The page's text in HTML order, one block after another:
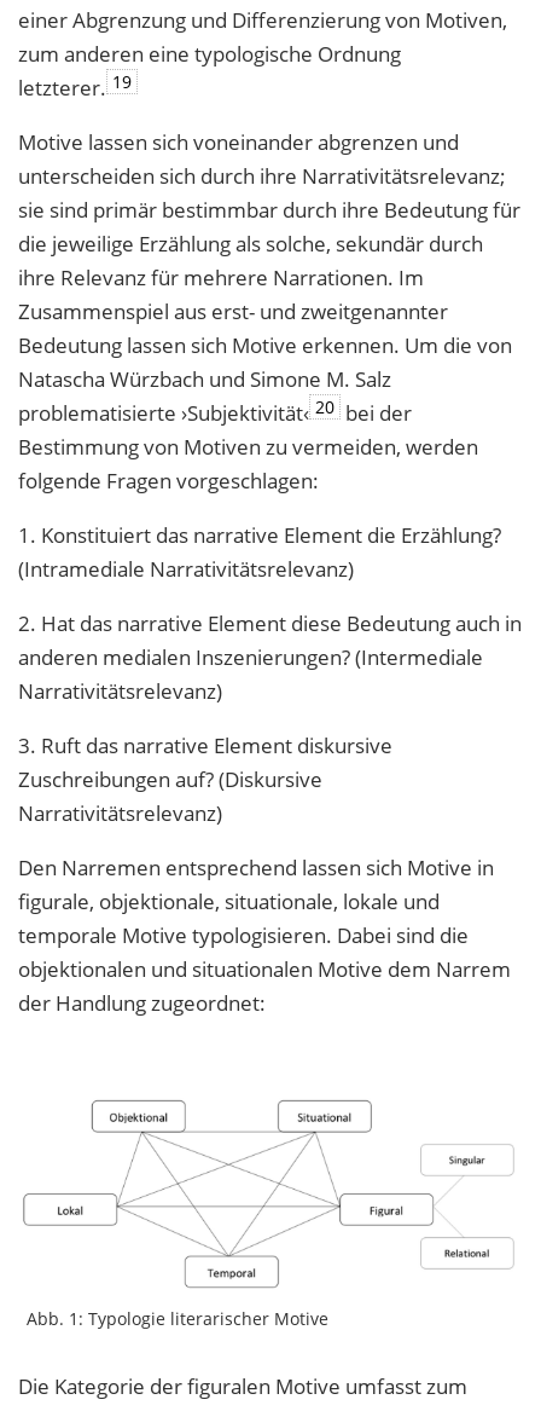
einer Abgrenzung und Differenzierung von Motiven,
zum anderen eine typologische Ordnung
letzterer. 19
Motive lassen sich voneinander abgrenzen und
unterscheiden sich durch ihre Narrativitätsrelevanz;
sie sind primär bestimmbar durch ihre Bedeutung für
die jeweilige Erzählung als solche, sekundär durch
ihre Relevanz für mehrere Narrationen. Im
Zusammenspiel aus erst- und zweitgenannter
Bedeutung lassen sich Motive erkennen. Um die von
Natascha Würzbach und Simone M. Salz
problematisierte ›Subjektivität‹ 20 bei der
Bestimmung von Motiven zu vermeiden, werden
folgende Fragen vorgeschlagen:
1. Konstituiert das narrative Element die Erzählung?
(Intramediale Narrativitätsrelevanz)
2. Hat das narrative Element diese Bedeutung auch in
anderen medialen Inszenierungen? (Intermediale
Narrativitätsrelevanz)
3. Ruft das narrative Element diskursive
Zuschreibungen auf? (Diskursive
Narrativitätsrelevanz)
Den Narremen entsprechend lassen sich Motive in
figurale, objektionale, situationale, lokale und
temporale Motive typologisieren. Dabei sind die
objektionalen und situationalen Motive dem Narrem
der Handlung zugeordnet:
Abb. 1: Typologie literarischer Motive
Die Kategorie der figuralen Motive umfasst zum